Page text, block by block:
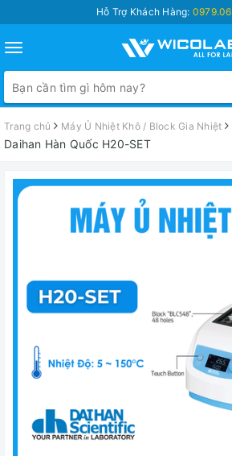
Hỗ Trợ Khách Hàng:
Toggle
navigation
Trang chủ Máy Ủ Nhiệt Khô / Block Gia Nhiệt
Daihan Hàn Quốc H20-SET